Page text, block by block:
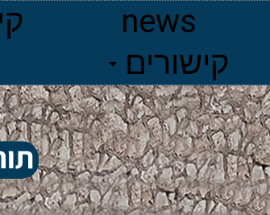
news
קישורים